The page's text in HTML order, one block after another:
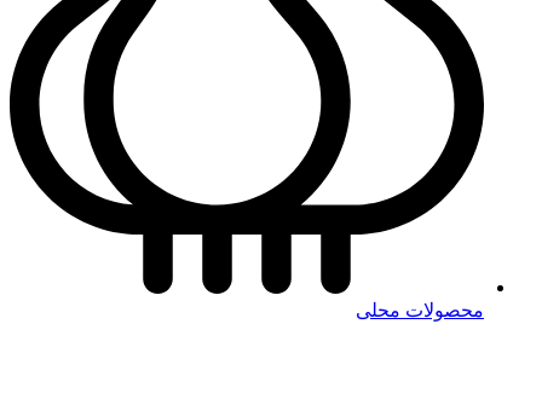
محصولات محلی